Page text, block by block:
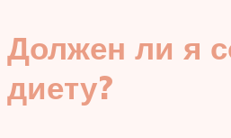
Должен ли я
диету?